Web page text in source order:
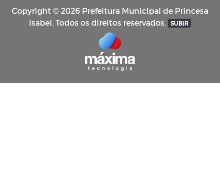
Copyright © 2026 Prefeitura Municipal de Princesa
Isabel. Todos os direitos reservados. SUBIR